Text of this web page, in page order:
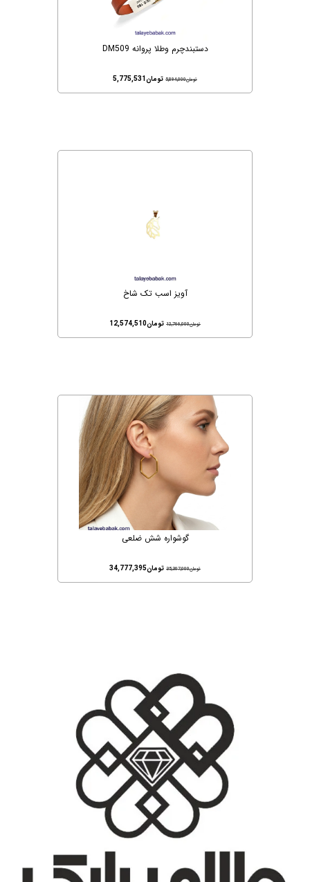
دستبندچرم وطلا پروانه DM509
تومان5,894,000 تومان5,775,531
آویز اسب تک شاخ
تومان12,766,000 تومان12,574,510
گوشواره شش ضلعی
تومان35,307,000 تومان34,777,395